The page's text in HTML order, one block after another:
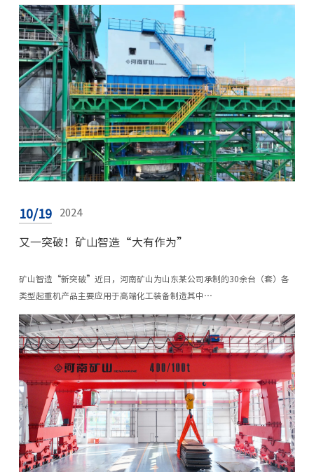
10/19 2024
又一突破！矿山智造“大有作为”
矿山智造“新突破”近日，河南矿山为山东某公司承制的30余台（套）各
类型起重机产品主要应用于高端化工装备制造其中…